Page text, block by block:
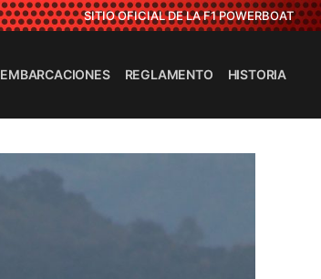
SITIO OFICIAL DE LA F1 POWERBOAT
EMBARCACIONES REGLAMENTO HISTORIA